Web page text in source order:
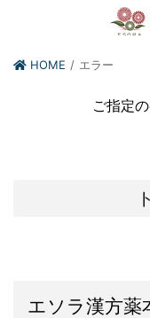
HOME エラー
ご指定
エソラ漢方薬